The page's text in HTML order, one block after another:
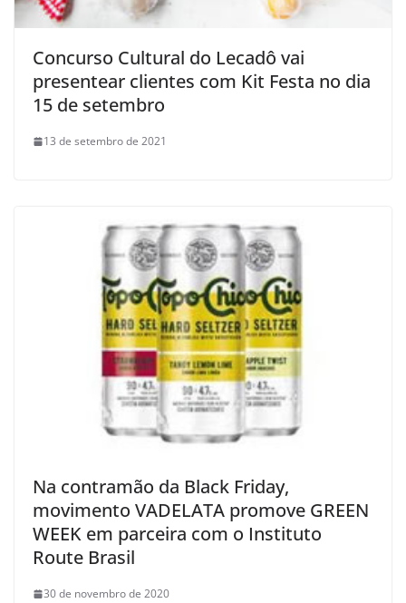
Concurso Cultural do Lecadô vai
presentear clientes com Kit Festa no dia
15 de setembro
13 de setembro de 2021
Na contramão da Black Friday,
movimento VADELATA promove GREEN
WEEK em parceira com o Instituto
Route Brasil
30 de novembro de 2020